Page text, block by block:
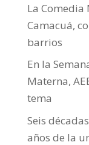
La Comedia
Camacuá,
barrios
En la
Materna,
tema
Seis
años de la